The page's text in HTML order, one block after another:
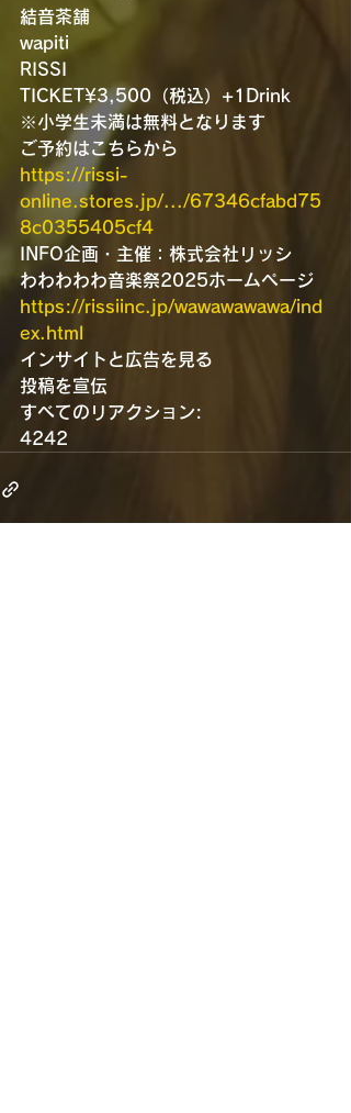
結音茶舗
wapiti
RISSI
TICKET¥3,500（税込）+1Drink
※小学生未満は無料となります
ご予約はこちらから
https://rissi-
online.stores.jp/.../67346cfabd75
8c0355405cf4
INFO企画・主催：株式会社リッシ
わわわわわ音楽祭2025ホームページ
https://rissiinc.jp/wawawawawa/ind
ex.html
インサイトと広告を見る
投稿を宣伝
すべてのリアクション:
4242